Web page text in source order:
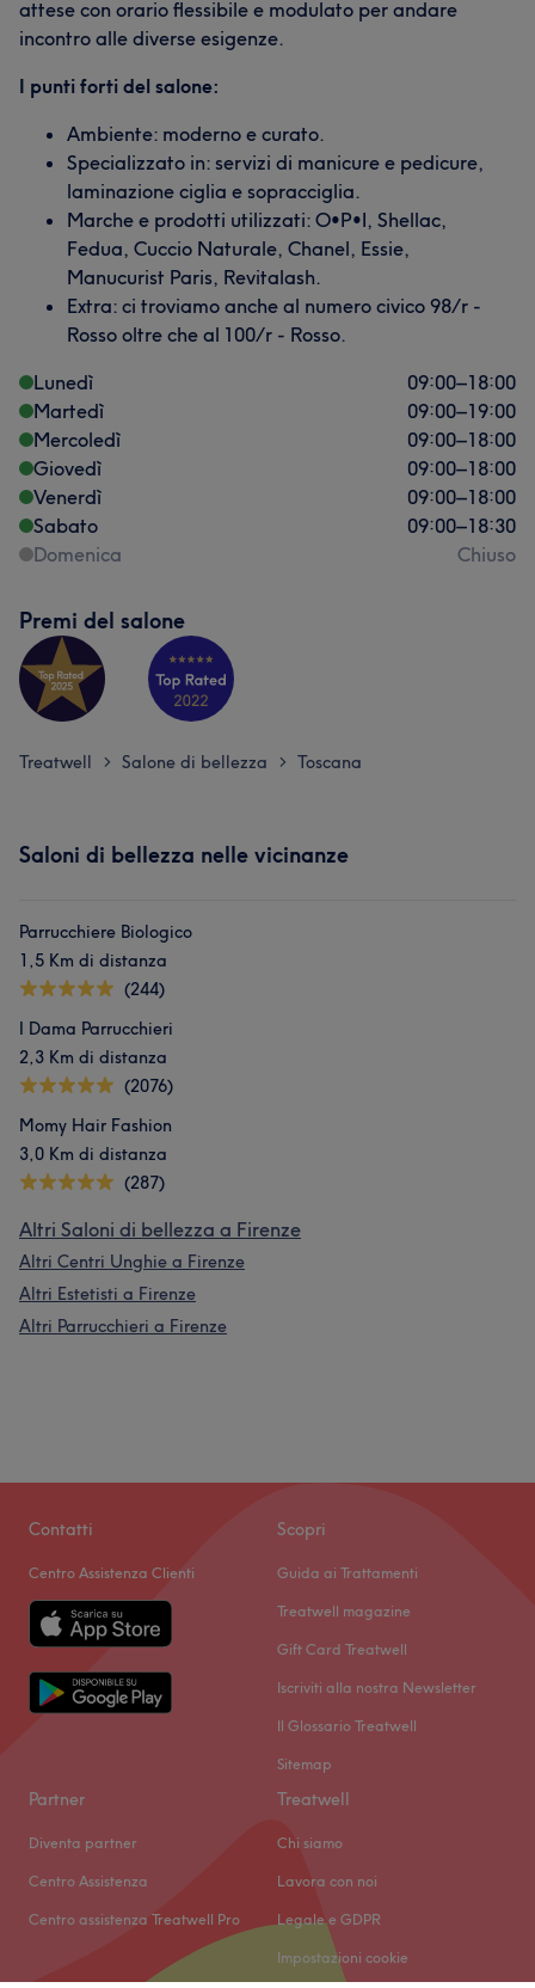
attese con orario flessibile e modulato per andare
incontro alle diverse esigenze.
I punti forti del salone:
Ambiente: moderno e curato.
Specializzato in: servizi di manicure e pedicure,
laminazione ciglia e sopracciglia.
Marche e prodotti utilizzati: O•P•I, Shellac,
Fedua, Cuccio Naturale, Chanel, Essie,
Manucurist Paris, Revitalash.
Extra: ci troviamo anche al numero civico 98/r -
Rosso oltre che al 100/r - Rosso.
Lunedì
09:00–18:00
Martedì
09:00–19:00
Mercoledì
09:00–18:00
Giovedì
09:00–18:00
Venerdì
09:00–18:00
Sabato
09:00–18:30
Domenica
Chiuso
Premi del salone
Treatwell > Salone di bellezza > Toscana
Saloni di bellezza nelle vicinanze
Parrucchiere Biologico
1,5 Km di distanza
(244)
I Dama Parrucchieri
2,3 Km di distanza
(2076)
Momy Hair Fashion
3,0 Km di distanza
(287)
Altri Saloni di bellezza a Firenze
Altri Centri Unghie a Firenze
Altri Estetisti a Firenze
Altri Parrucchieri a Firenze
Contatti
Centro Assistenza Clienti
Scopri
Guida ai Trattamenti
Treatwell magazine
Gift Card Treatwell
Iscriviti alla nostra Newsletter
Il Glossario Treatwell
Sitemap
Partner
Diventa partner
Centro Assistenza
Centro assistenza Treatwell Pro
Treatwell
Chi siamo
Lavora con noi
Legale e GDPR
Impostazioni cookie